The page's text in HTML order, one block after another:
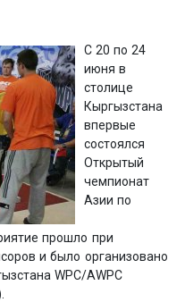
С 20 по 24
июня в
столице
Кыргызстана
впервые
состоялся
Открытый
чемпионат
Азии по
прошло при
и было организовано
WPC/AWPC